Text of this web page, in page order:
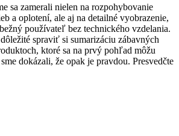
sa zamerali nielen na rozpohybovanie
a oplotení, ale aj na detailné vyobrazenie,
používateľ bez technického vzdelania.
spraviť si sumarizáciu zábavných
ktoré sa na prvý pohľad môžu
dokázali, že opak je pravdou. Presvedčte